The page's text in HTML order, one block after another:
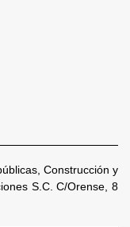
Construcción y
S.C. C/Orense, 8